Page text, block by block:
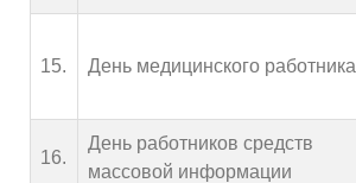
15. День медицинского работника
16.
День работников средств
массовой информации